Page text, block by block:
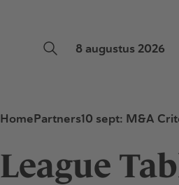
8 augustus 2026
HomePartners10 sept: M&A
League